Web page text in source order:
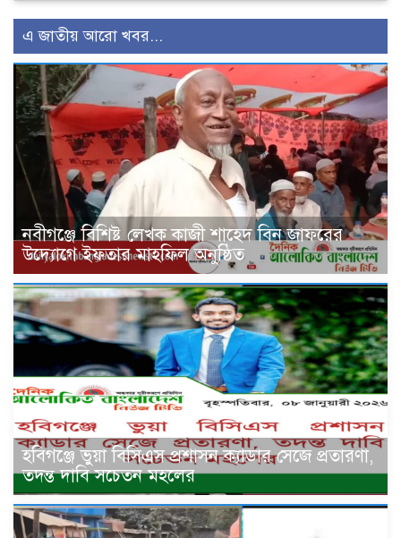
এ জাতীয় আরো খবর...
নবীগঞ্জে বিশিষ্ট লেখক কাজী শাহেদ বিন জাফরের
উদ্যোগে ইফতার মাহফিল অনুষ্ঠিত
হবিগঞ্জে ভুয়া বিসিএস প্রশাসন ক্যাডার সেজে প্রতারণা,
তদন্ত দাবি সচেতন মহলের